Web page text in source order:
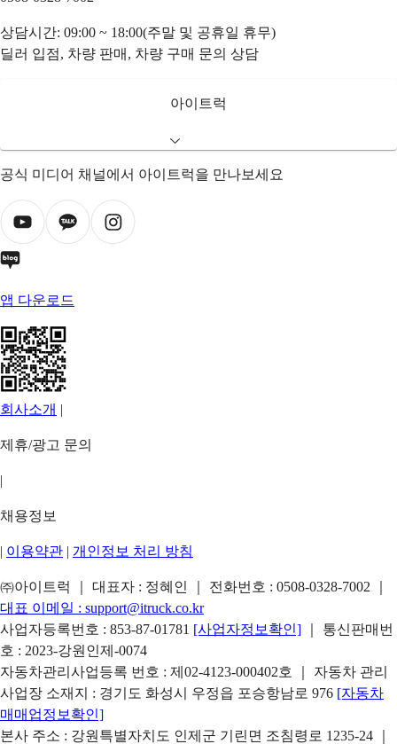
상담시간: 09:00 ~ 18:00(주말 및 공휴일 휴무)
딜러 입점, 차량 판매, 차량 구매 문의 상담
아이트럭
공식 미디어 채널에서 아이트럭을 만나보세요
앱 다운로드
회사소개 |
제휴/광고 문의
|
채용정보
| 이용약관 | 개인정보 처리 방침
㈜아이트럭 ｜ 대표자 : 정혜인 ｜ 전화번호 : 0508-0328-7002
대표 이메일 : support@itruck.co.kr
사업자등록번호 : 853-87-01781 [사업자정보확인]
｜ 통신판매번
호 : 2023-강원인제-0074
자동차관리사업등록 번호 : 제02-4123-000402호 ｜ 자동차 관리
사업장 소재지 : 경기도 화성시 우정읍 포승항남로 976 [자동차
매매업정보확인]
본사 주소 : 강원특별자치도 인제군 기린면 조침령로 1235-24 ｜